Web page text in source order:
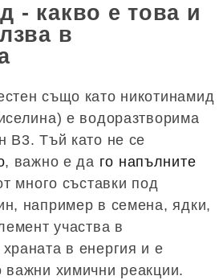
- какво е това и
в
също като никотинамид
е водоразтворима
B3. Тъй като не се
, важно е да го напълните
много съставки под
например в семена, ядки,
участва в
в енергия и е
важни химични реакции.